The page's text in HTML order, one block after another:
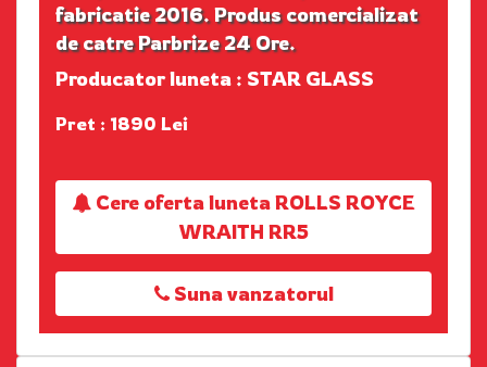
fabricatie 2016. Produs comercializat
de catre Parbrize 24 Ore.
Producator luneta : STAR GLASS
Pret : 1890 Lei
Cere oferta luneta ROLLS ROYCE
WRAITH RR5
Suna vanzatorul